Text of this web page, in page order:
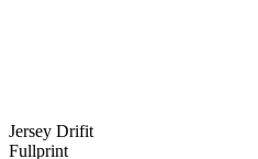
Jersey Drifit
Fullprint